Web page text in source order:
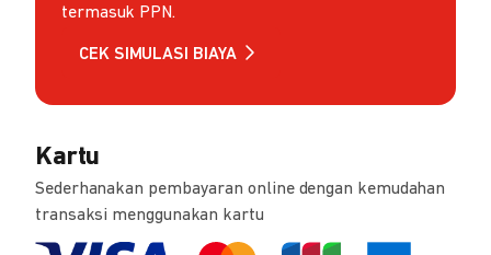
termasuk PPN.
CEK SIMULASI BIAYA
Kartu
Sederhanakan pembayaran online dengan kemudahan
transaksi menggunakan kartu